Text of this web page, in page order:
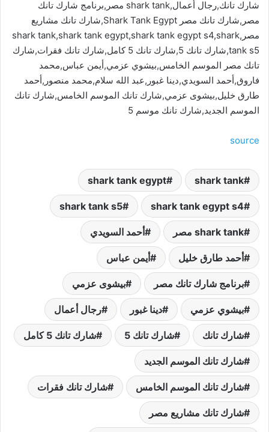
شارك تانك,رجال أعمال,shark tank مصر,برنامج شارك تانك
مصر,شارك تانك مصر Shark Tank Egypt,شارك تانك مشاريع
مصر,shark tank,shark tank egypt,shark tank egypt s4,shark
tank s5,شارك تانك 5,شارك تانك 5 كامل,شارك تانك فقرات,شارك
تانك مصر الموسم الخامس,بيشوي عزمي,أيمن عباس,محمد
فاروق,أحمد السويدي,دينا غبور,عبد الله سلام,محمد منصور,أحمد
طارق خليل,بيشوى عزمي,شارك تانك الموسم الخامس,شارك تانك
الموسم الجديد,شارك تانك موسم 5
source
shark tank
shark tank egypt
shark tank egypt s4
shark tank s5
shark tank مصر أحمد السويدي
أحمد طارق خليل أيمن عباس
برنامج شارك تانك مصر بيشوى عزمي
بيشوي عزمي دينا غبور رجال أعمال
شارك تانك شارك تانك 5 شارك تانك 5 كامل
شارك تانك الموسم الجديد
شارك تانك الموسم الخامس شارك تانك فقرات
شارك تانك مشاريع مصر